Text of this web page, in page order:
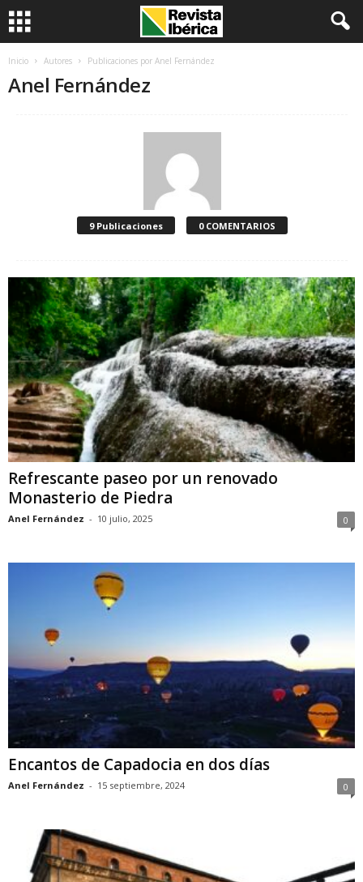
Inicio Autores Publicaciones por Anel Fernández
Anel Fernández
9 Publicaciones 0 COMENTARIOS
Refrescante paseo por un renovado
Monasterio de Piedra
Anel Fernández - 10 julio, 2025 0
Encantos de Capadocia en dos días
Anel Fernández - 15 septiembre, 2024 0